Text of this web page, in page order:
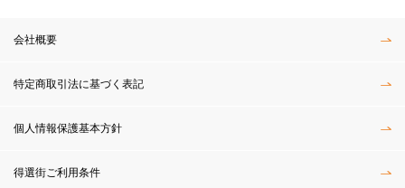
会社概要
特定商取引法に基づく表記
個人情報保護基本方針
得選街ご利用条件